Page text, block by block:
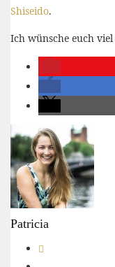
Shiseido.
Ich wünsche euch viel
Patricia